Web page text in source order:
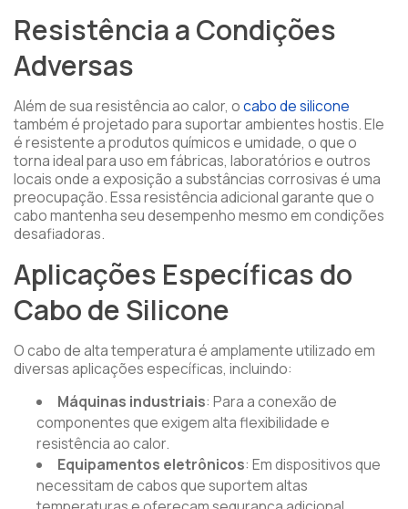
Resistência a Condições
Adversas
Além de sua resistência ao calor, ocabo de silicone
também é projetado para suportar ambientes hostis. Ele
é resistente a produtos químicos e umidade, o que o
torna ideal para uso em fábricas, laboratórios e outros
locais onde a exposição a substâncias corrosivas é uma
preocupação. Essa resistência adicional garante que o
cabo mantenha seu desempenho mesmo em condições
desafiadoras.
Aplicações Específicas do
Cabo de Silicone
O cabo de alta temperatura é amplamente utilizado em
diversas aplicações específicas, incluindo:
Máquinas industriais: Para a conexão de
componentes que exigem alta flexibilidade e
resistência ao calor.
Equipamentos eletrônicos: Em dispositivos que
necessitam de cabos que suportem altas